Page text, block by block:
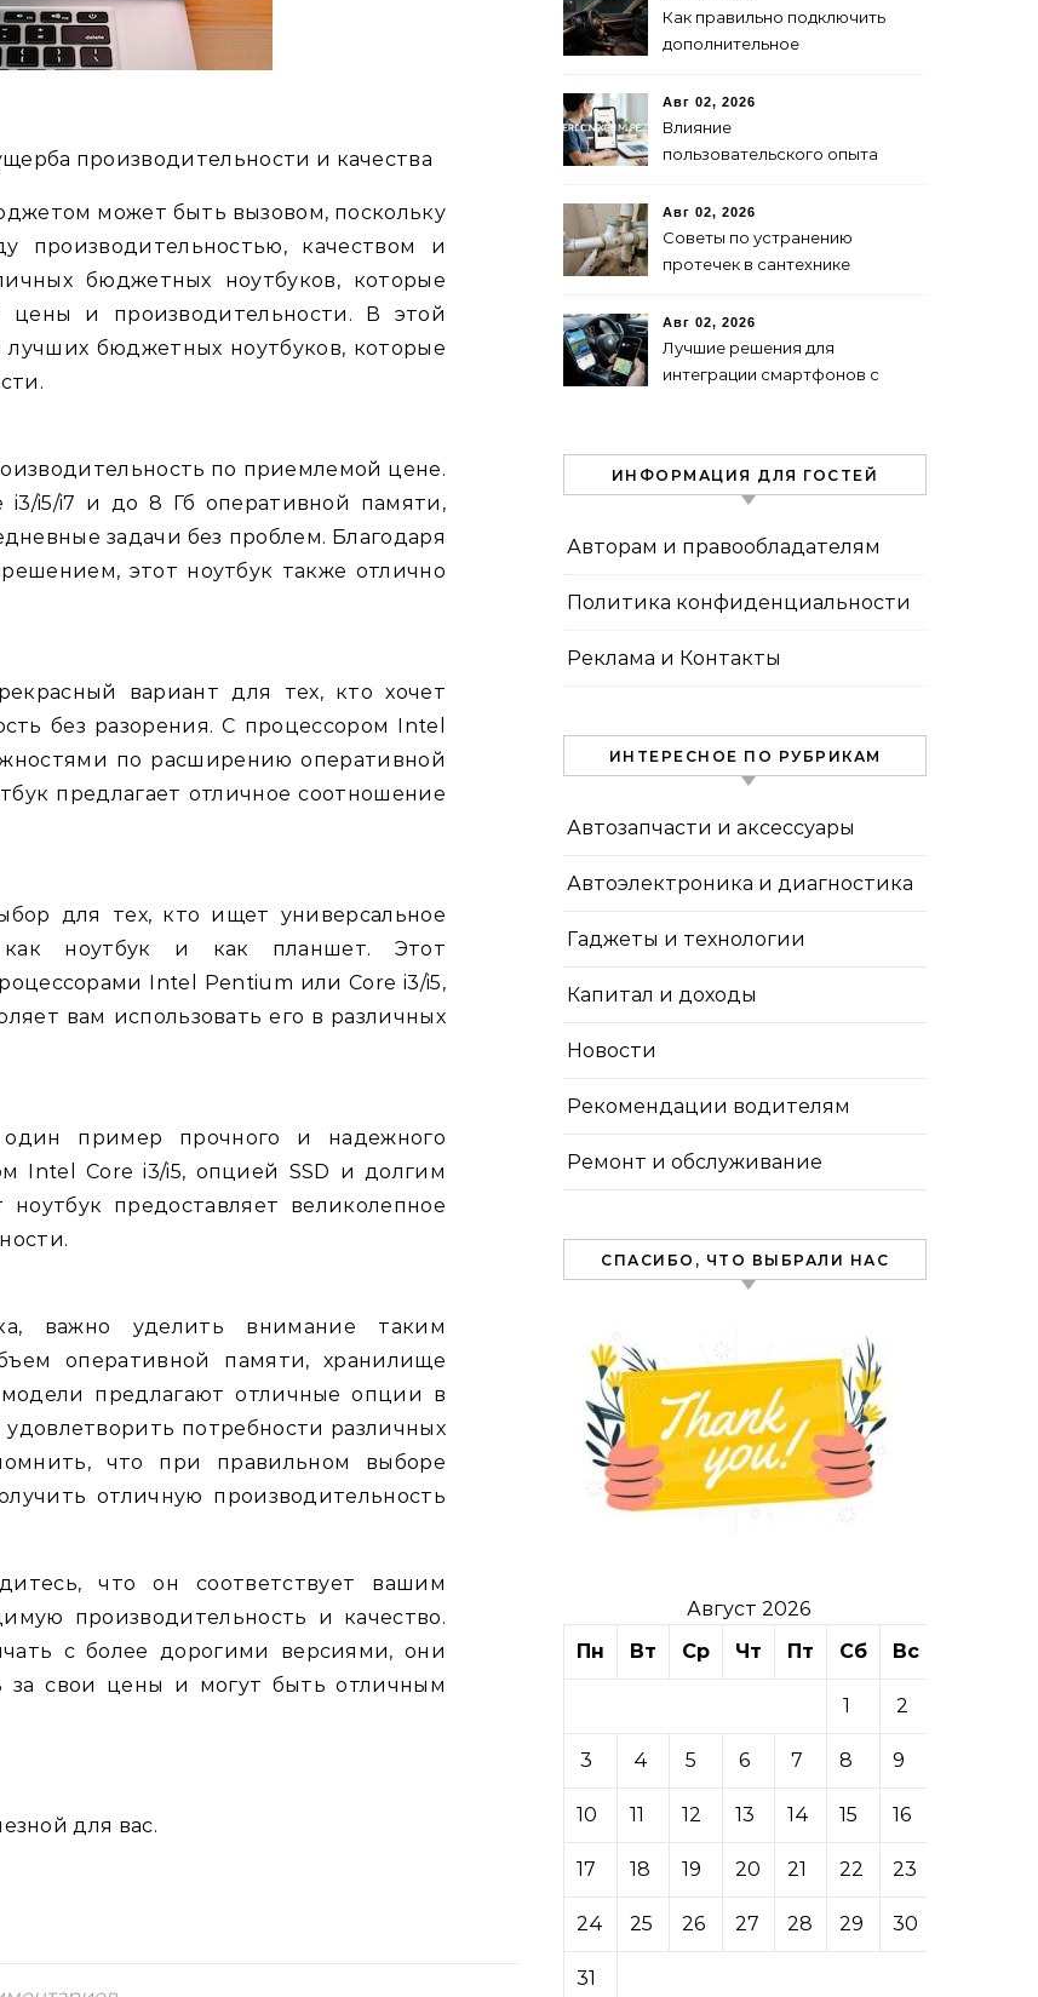
производительности и качества
может быть вызовом, поскольку
производительностью, качеством и
бюджетных ноутбуков, которые
цены и производительности. В этой
бюджетных ноутбуков, которые
по приемлемой цене.
i5/i7 и до 8 Гб оперативной памяти,
задачи без проблем. Благодаря
этот ноутбук также отлично
вариант для тех, кто хочет
без разорения. С процессором Intel
по расширению оперативной
предлагает отличное соотношение
для тех, кто ищет универсальное
как ноутбук и как планшет. Этот
Intel Pentium или Core i3/i5,
вам использовать его в различных
пример прочного и надежного
Intel Core i3/i5, опцией SSD и долгим
предоставляет великолепное
важно уделить внимание таким
оперативной памяти, хранилище
предлагают отличные опции в
потребности различных
что при правильном выборе
отличную производительность
что он соответствует вашим
производительность и качество.
с более дорогими версиями, они
за свои цены и могут быть отличным
для вас.
Как правильно подключить
дополнительное
пошаговая инструкция
Авг 02, 2026
Влияние
пользовательского опыта
исследования
Авг 02, 2026
Советы по устранению
протечек в сантехнике
Авг 02, 2026
Лучшие решения для
интеграции смартфонов с
ИНФОРМАЦИЯ ДЛЯ ГОСТЕЙ
Авторам и правообладателям
Политика конфиденциальности
Реклама и Контакты
ИНТЕРЕСНОЕ ПО РУБРИКАМ
Автозапчасти и аксессуары
Автоэлектроника и диагностика
Гаджеты и технологии
Капитал и доходы
Новости
Рекомендации водителям
Ремонт и обслуживание
СПАСИБО, ЧТО ВЫБРАЛИ НАС
Август 2026
Пн
Вт Ср Чт Пт Сб Вс
1 2
3 4 5 6 7 8 9
10 11 12 13 14 15 16
17 18 19 20 21 22 23
24 25 26 27 28 29 30
31